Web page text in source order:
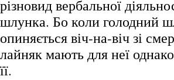
різновид вербальної
шлунка. Бо коли голодний
опиняється віч-на-віч зі
лайняк мають для неї
її.